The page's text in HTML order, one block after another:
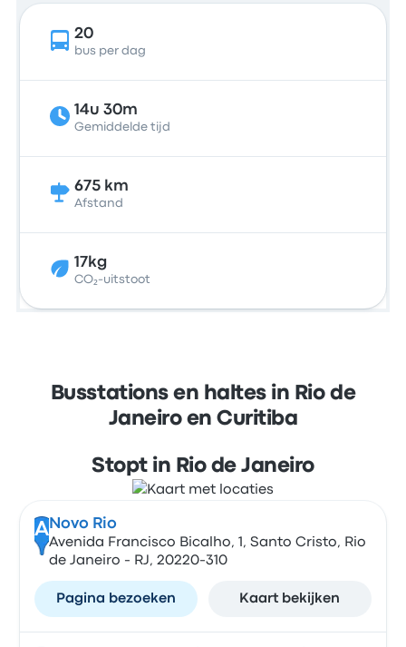
20
bus per dag
14u 30m
Gemiddelde tijd
675 km
Afstand
17kg
CO₂-uitstoot
Busstations en haltes in Rio de
Janeiro en Curitiba
Stopt in Rio de Janeiro
A Novo Rio
Avenida Francisco Bicalho, 1, Santo Cristo, Rio
de Janeiro - RJ, 20220-310
Pagina bezoeken Kaart bekijken